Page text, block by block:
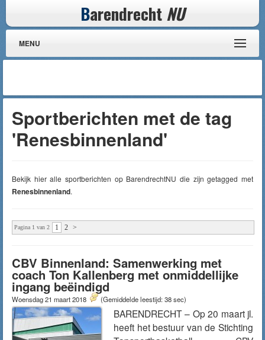
Barendrecht NU
MENU
Sportberichten met de tag
'Renesbinnenland'
Bekijk hier alle sportberichten op BarendrechtNU die zijn getagged met
Renesbinnenland.
Pagina 1 van 2 1 2 >
CBV Binnenland: Samenwerking met
coach Ton Kallenberg met onmiddellijke
ingang beëindigd
Woensdag 21 maart 2018 (Gemiddelde leestijd: 38 sec)
BARENDRECHT – Op 20 maart jl.
heeft het bestuur van de Stichting